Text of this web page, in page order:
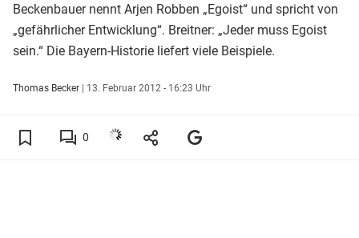
Beckenbauer nennt Arjen Robben „Egoist“ und spricht von
„gefährlicher Entwicklung“. Breitner: „Jeder muss Egoist
sein.“ Die Bayern-Historie liefert viele Beispiele.
Thomas Becker | 13. Februar 2012 - 16:23 Uhr
0